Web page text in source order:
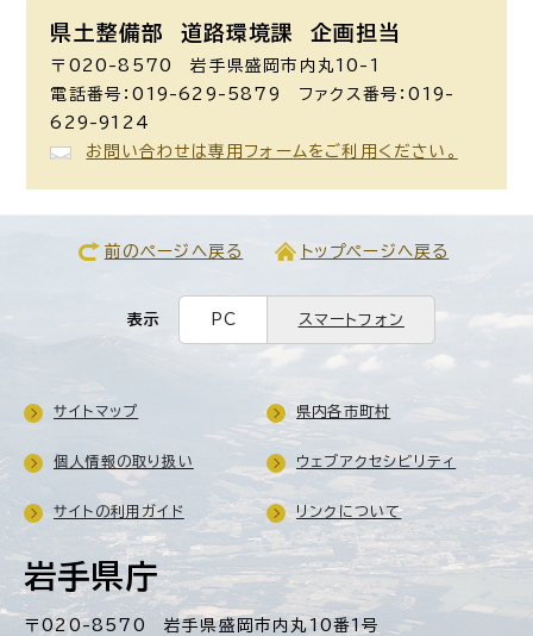
県土整備部 道路環境課 企画担当
〒020-8570 岩手県盛岡市内丸10-1
電話番号：019-629-5879 ファクス番号：019-
629-9124
お問い合わせは専用フォームをご利用ください。
前のページへ戻る トップページへ戻る
表示 PC スマートフォン
岩手県庁
〒020-8570 岩手県盛岡市内丸10番1号
サイトマップ 県内各市町村
個人情報の取り扱い ウェブアクセシビリティ
サイトの利用ガイド リンクについて